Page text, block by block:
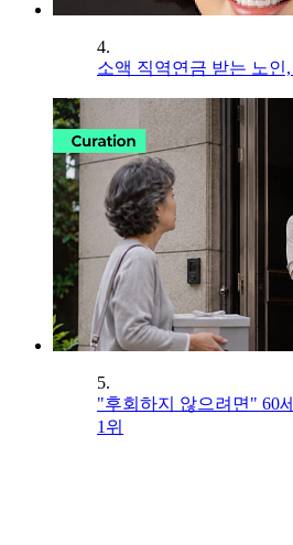
4.
소액 직역연금 받는 노
5.
"후회하지 않으려면" 60
1위